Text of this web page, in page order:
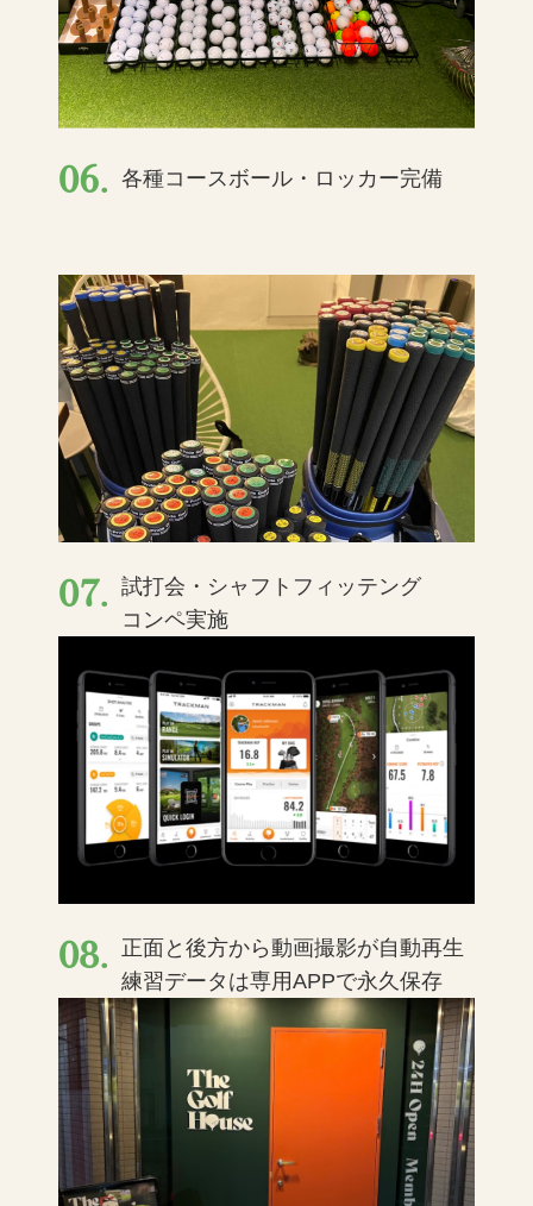
06. 各種コースボール・ロッカー完備
07. 試打会・シャフトフィッテング
コンペ実施
08.
正面と後方から動画撮影が自動再生
練習データは専用APPで永久保存